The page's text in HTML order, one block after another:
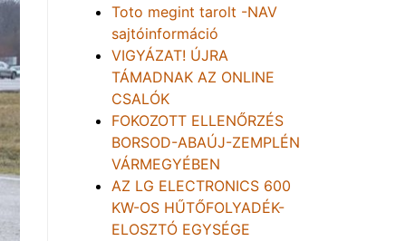
Toto megint tarolt -NAV
sajtóinformáció
VIGYÁZAT! ÚJRA
TÁMADNAK AZ ONLINE
CSALÓK
FOKOZOTT ELLENŐRZÉS
BORSOD-ABAÚJ-ZEMPLÉN
VÁRMEGYÉBEN
AZ LG ELECTRONICS 600
KW-OS HŰTŐFOLYADÉK-
ELOSZTÓ EGYSÉGE